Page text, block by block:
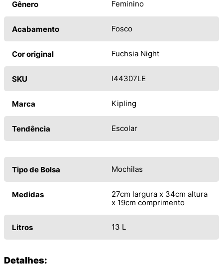
Gênero Feminino
Acabamento Fosco
Cor original Fuchsia Night
SKU I44307LE
Marca Kipling
Tendência Escolar
Tipo de Bolsa Mochilas
Medidas
27cm largura x 34cm altura
x 19cm comprimento
Litros 13 L
Detalhes: